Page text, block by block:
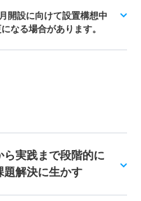
開設に向けて設置構想中
なる場合があります。
ら実践まで段階的に
題解決に生かす